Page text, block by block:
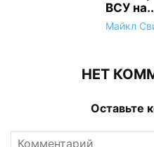
ВСУ
Майкл
НЕТ
Оставьте